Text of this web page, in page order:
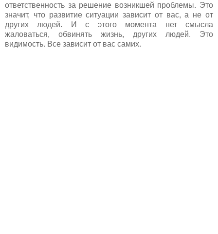
ответственность за решение возникшей проблемы. Это
значит, что развитие ситуации зависит от вас, а не от
других людей. И с этого момента нет смысла
жаловаться, обвинять жизнь, других людей. Это
видимость. Все зависит от вас самих.